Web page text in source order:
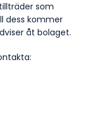
som
dess kommer
åt bolaget.